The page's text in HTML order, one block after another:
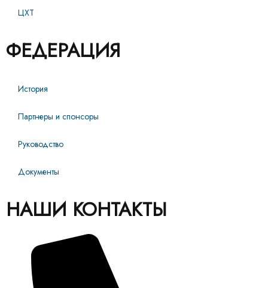
ЦХТ
ФЕДЕРАЦИЯ
История
Партнеры и спонсоры
Руководство
Документы
НАШИ КОНТАКТЫ